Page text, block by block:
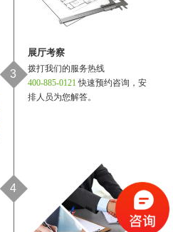
3
展厅考察
拨打我们的服务热线
400-885-0121 快速预约咨询，安
排人员为您解答。
4